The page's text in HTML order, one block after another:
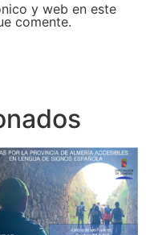
y web en este
comente.